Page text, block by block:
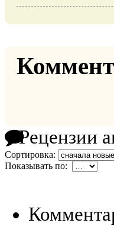
Рецензии
Сортировка:
Показывать по: